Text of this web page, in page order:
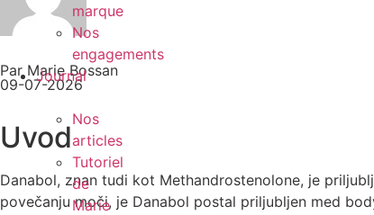
marque
Nos
engagements
Journal
Nos
articles
Tutoriel
de
Marie
Par Marie Bossan
09-07-2026
Uvod
Danabol, znan tudi kot Methandrostenolone, je
povečanju moči, je Danabol postal priljubljen med